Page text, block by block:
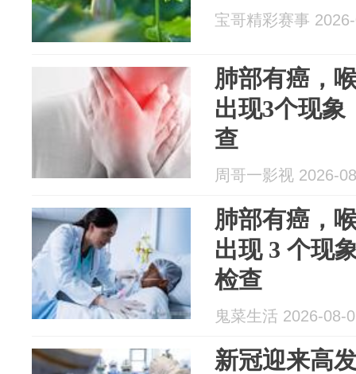
宝哥精彩赛事
肺部有癌，
出现3个现象
查
周哥一影视 2026-
肺部有癌，
出现 3 个现
检查
鬼菜生活 2026-08-
新冠迎来高